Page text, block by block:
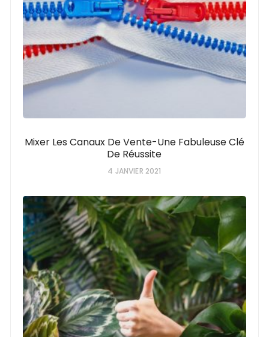
Mixer Les Canaux De Vente-Une Fabuleuse Clé
De Réussite
4 JANVIER 2021